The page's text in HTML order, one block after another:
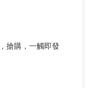
搶購，一觸即發